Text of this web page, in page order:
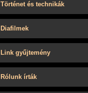
Történet és technikák
Diafilmek
Link gyűjtemény
Rólunk írták